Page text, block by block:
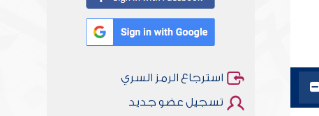
استرجاع الرمز السري
تسجيل عضو جديد